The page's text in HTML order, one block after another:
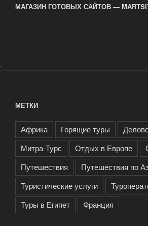
МАГАЗИН ГОТОВЫХ САЙТОВ —
.
МЕТКИ
Африка Горящие туры
Митра-Турс
Отдых в Европе
Путешествия
Путешествия по
Туристические услуги
Туры в Египет
Франция